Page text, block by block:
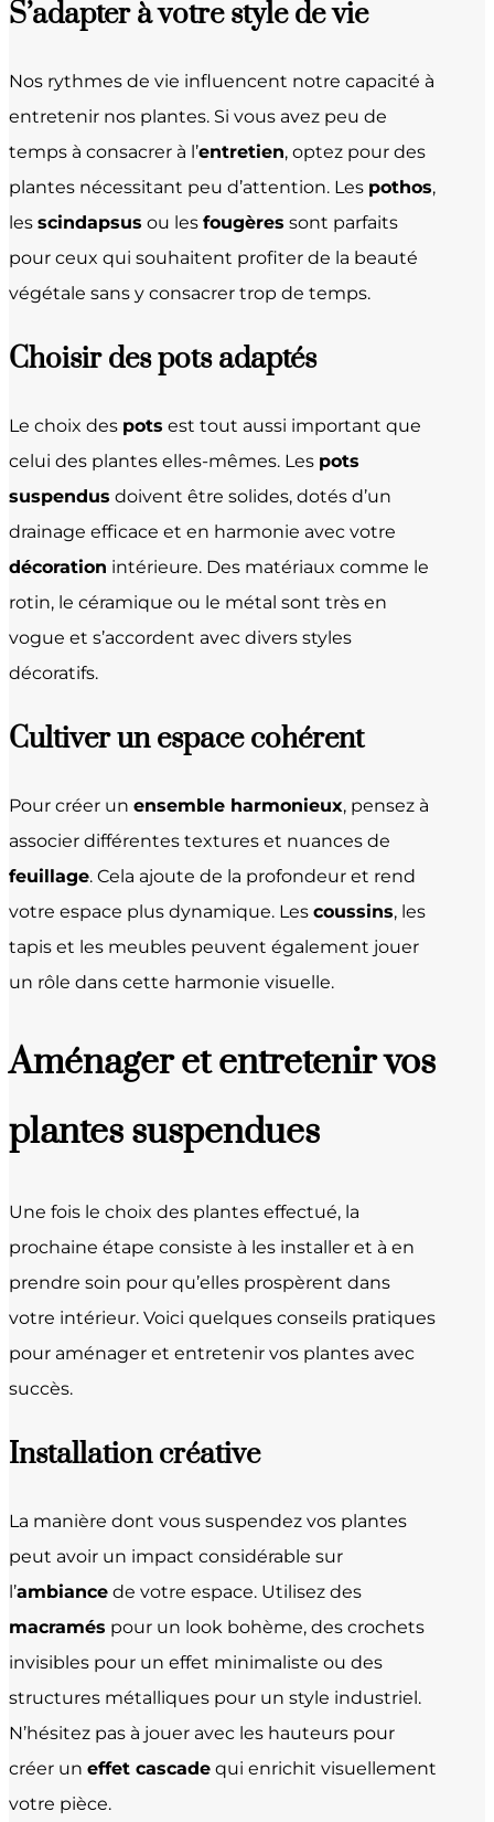
S’adapter à votre style de vie
Nos rythmes de vie influencent notre capacité à
entretenir nos plantes. Si vous avez peu de
temps à consacrer à l’entretien, optez pour des
plantes nécessitant peu d’attention. Les pothos,
les scindapsus ou les fougères sont parfaits
pour ceux qui souhaitent profiter de la beauté
végétale sans y consacrer trop de temps.
Choisir des pots adaptés
Le choix des pots est tout aussi important que
celui des plantes elles-mêmes. Les pots
suspendus doivent être solides, dotés d’un
drainage efficace et en harmonie avec votre
décoration intérieure. Des matériaux comme le
rotin, le céramique ou le métal sont très en
vogue et s’accordent avec divers styles
décoratifs.
Cultiver unespace cohérent
Pour créer un ensemble harmonieux, pensez à
associer différentes textures et nuances de
feuillage. Cela ajoute de la profondeur et rend
votre espace plus dynamique. Les coussins, les
tapis et les meubles peuvent également jouer
un rôle dans cette harmonie visuelle.
Aménager et entretenir vos
plantes suspendues
Une fois le choix des plantes effectué, la
prochaine étape consiste à les installer et à en
prendre soin pour qu’elles prospèrent dans
votre intérieur. Voici quelques conseils pratiques
pour aménager et entretenir vos plantes avec
succès.
Installation créative
La manière dont vous suspendez vos plantes
peut avoir un impact considérable sur
l’ambiance de votre espace. Utilisez des
macramés pour un look bohème, des crochets
invisibles pour un effet minimaliste ou des
structures métalliques pour un style industriel.
N’hésitez pas à jouer avec les hauteurs pour
créer un effet cascade qui enrichit visuellement
votre pièce.